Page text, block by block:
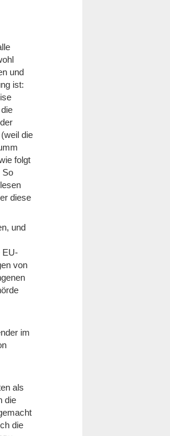
und
ist:
die
folgt
So
diese
und
EU-
von
im
als
die
die